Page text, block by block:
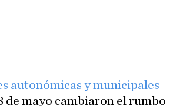
autonómicas y municipales
de mayo cambiaron el rumbo